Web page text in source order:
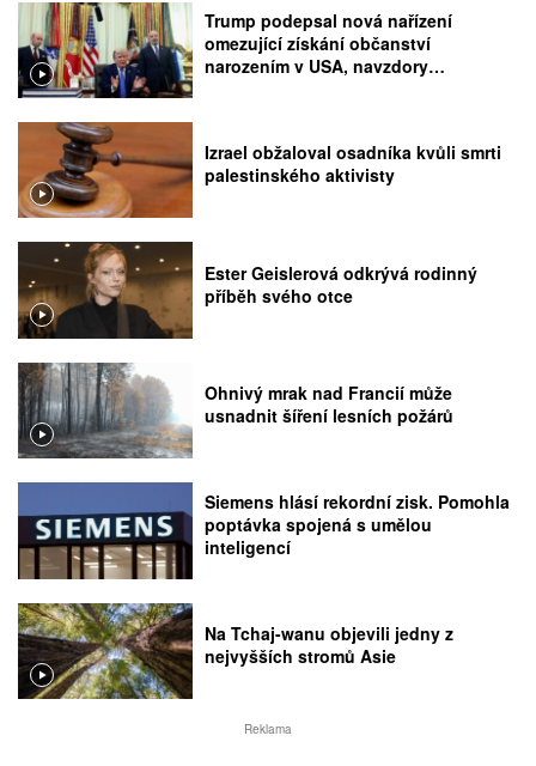
Trump podepsal nová nařízení
omezující získání občanství
narozením v USA, navzdory
Izrael obžaloval osadníka kvůli smrti
palestinského aktivisty
Ester Geislerová odkrývá rodinný
příběh svého otce
Ohnivý mrak nad Francií může
usnadnit šíření lesních požárů
Siemens hlásí rekordní zisk. Pomohla
poptávka spojená s umělou
inteligencí
Na Tchaj-wanu objevili jedny z
nejvyšších stromů Asie
Reklama